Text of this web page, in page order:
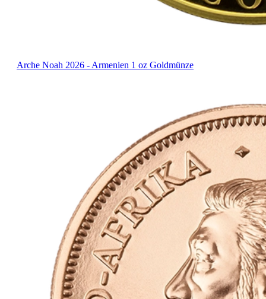
Arche Noah 2026 - Armenien 1 oz Goldmünze